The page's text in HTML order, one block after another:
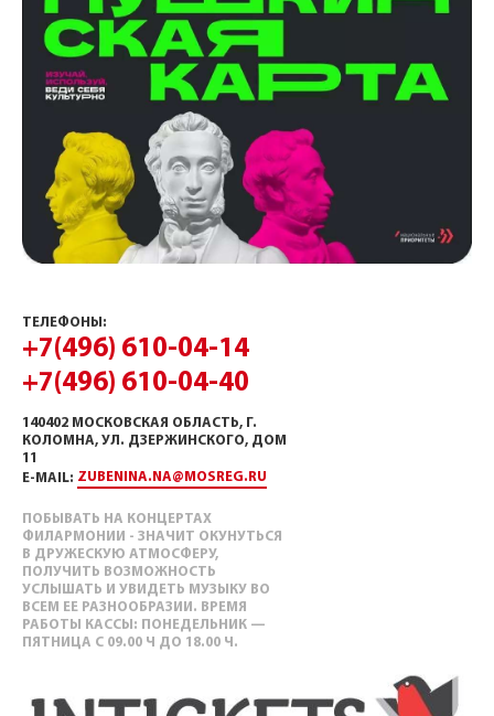
ТЕЛЕФОНЫ:
+7(496) 610-04-14
+7(496) 610-04-40
140402 МОСКОВСКАЯ ОБЛАСТЬ, Г.
КОЛОМНА, УЛ. ДЗЕРЖИНСКОГО, ДОМ
11
E-MAIL: ZUBENINA.NA@MOSREG.RU
ПОБЫВАТЬ НА КОНЦЕРТАХ
ФИЛАРМОНИИ - ЗНАЧИТ ОКУНУТЬСЯ
В ДРУЖЕСКУЮ АТМОСФЕРУ,
ПОЛУЧИТЬ ВОЗМОЖНОСТЬ
УСЛЫШАТЬ И УВИДЕТЬ МУЗЫКУ ВО
ВСЕМ ЕЕ РАЗНООБРАЗИИ. ВРЕМЯ
РАБОТЫ КАССЫ: ПОНЕДЕЛЬНИК —
ПЯТНИЦА С 09.00 Ч ДО 18.00 Ч.